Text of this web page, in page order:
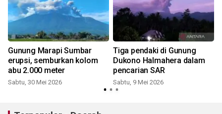
Gunung Marapi Sumbar
erupsi, semburkan kolom
abu 2.000 meter
Sabtu, 30 Mei 2026
Tiga pendaki di Gunung
Dukono Halmahera dalam
pencarian SAR
Sabtu, 9 Mei 2026